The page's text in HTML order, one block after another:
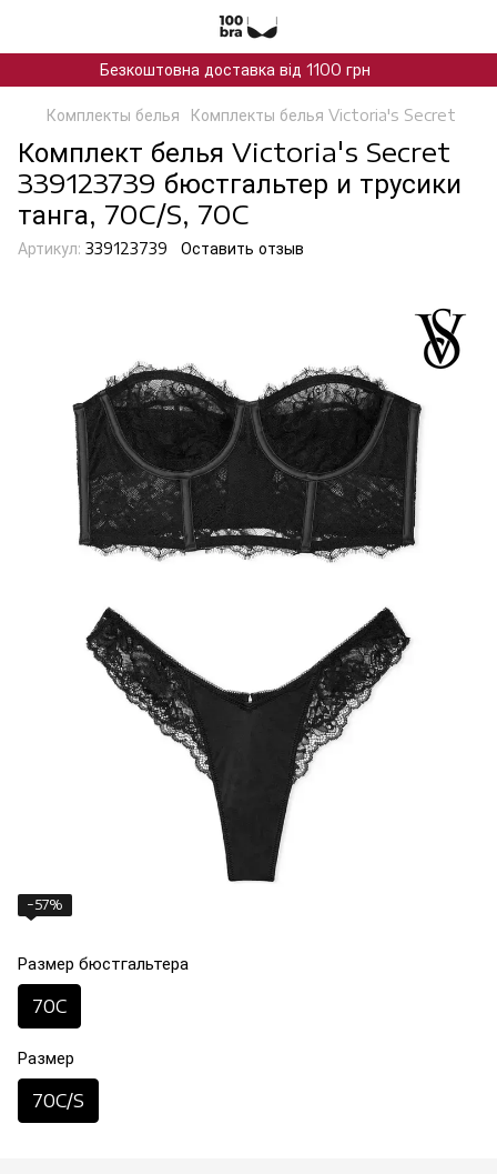
Безкоштовна доставка від 1100 грн
Комплекты белья Комплекты белья Victoria's Secret
Комплект белья Victoria's Secret
339123739 бюстгальтер и трусики
танга, 70C/S, 70C
Артикул: 339123739 Оставить отзыв
−57%
Размер бюстгальтера
70C
Размер
70C/S